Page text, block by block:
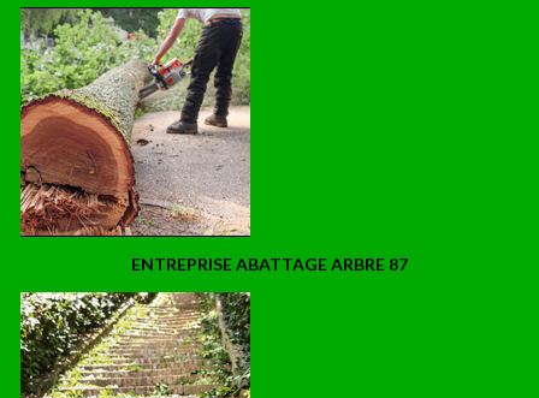
ENTREPRISE ABATTAGE ARBRE 87